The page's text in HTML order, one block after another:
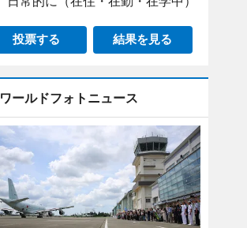
投票する 結果を見る
ワールドフォトニュース